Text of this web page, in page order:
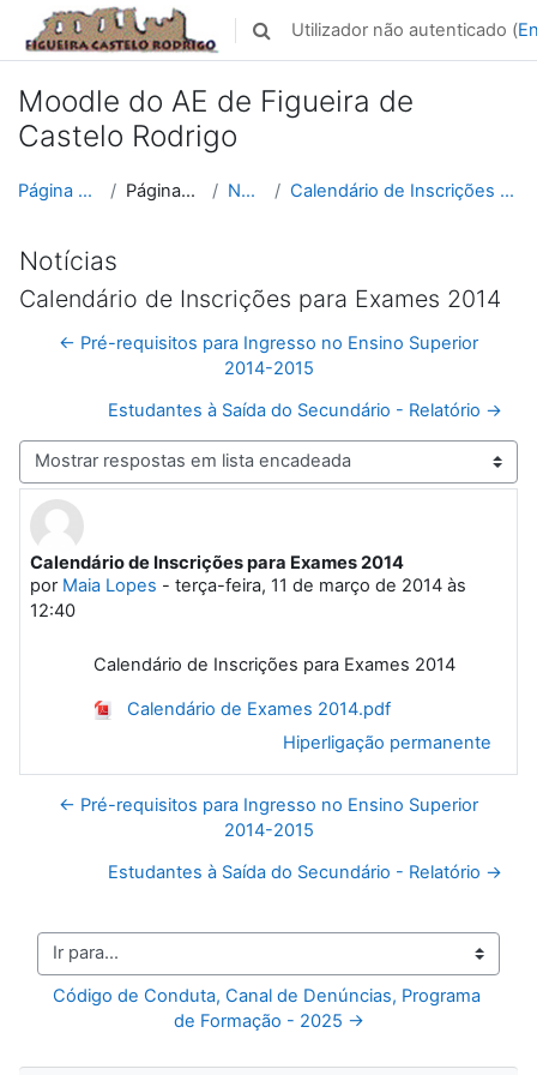
Ir para o conteúdo principal
Alternar a entrada da pesquisa
Utilizador não autenticado (
Moodle do AE de Figueira de
Castelo Rodrigo
Página principal Páginas do site Notícias Calendário de Inscrições para Exames 2014
Notícias
Calendário de Inscrições para Exames 2014
← Pré-requisitos para Ingresso no Ensino Superior
2014-2015
Estudantes à Saída do Secundário - Relatório →
Modo de visualização
Calendário de Inscrições para Exames 2014
por Maia Lopes - terça-feira, 11 de março de 2014 às
12:40
Número de respostas: 0
Calendário de Inscrições para Exames 2014
Calendário de Exames 2014.pdf
Hiperligação permanente
← Pré-requisitos para Ingresso no Ensino Superior
2014-2015
Estudantes à Saída do Secundário - Relatório →
Ir para...
Código de Conduta, Canal de Denúncias, Programa
de Formação - 2025 →